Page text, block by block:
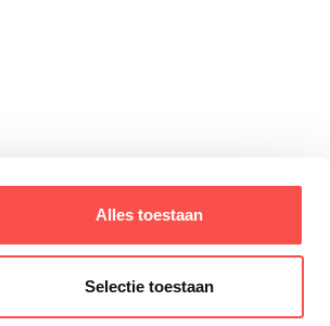
Alles toestaan
Selectie toestaan
2 3 4 4 >